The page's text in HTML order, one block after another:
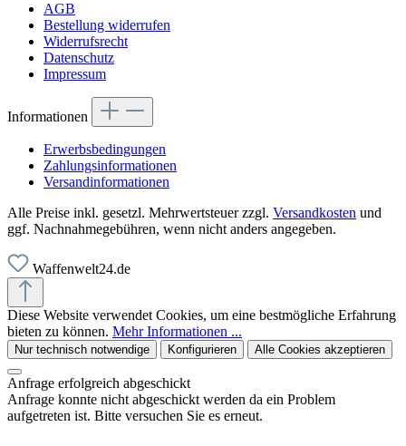
AGB
Bestellung widerrufen
Widerrufsrecht
Datenschutz
Impressum
Informationen
Erwerbsbedingungen
Zahlungsinformationen
Versandinformationen
Alle Preise inkl. gesetzl. Mehrwertsteuer zzgl. Versandkosten und
ggf. Nachnahmegebühren, wenn nicht anders angegeben.
Waffenwelt24.de
Diese Website verwendet Cookies, um eine bestmögliche Erfahrung
bieten zu können. Mehr Informationen ...
Nur technisch notwendige Konfigurieren Alle Cookies akzeptieren
Anfrage erfolgreich abgeschickt
Anfrage konnte nicht abgeschickt werden da ein Problem
aufgetreten ist. Bitte versuchen Sie es erneut.